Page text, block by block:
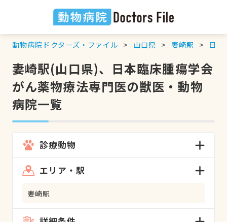
動物病院ドクターズ・ファイル 山口県 妻崎駅 日本
妻崎駅(山口県)、日本臨床腫瘍学会
がん薬物療法専門医の獣医・動物
病院一覧
診療動物
エリア・駅
妻崎駅